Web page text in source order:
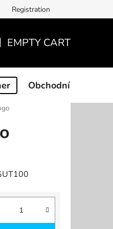
Registration
EMPTY CART
Obchodní